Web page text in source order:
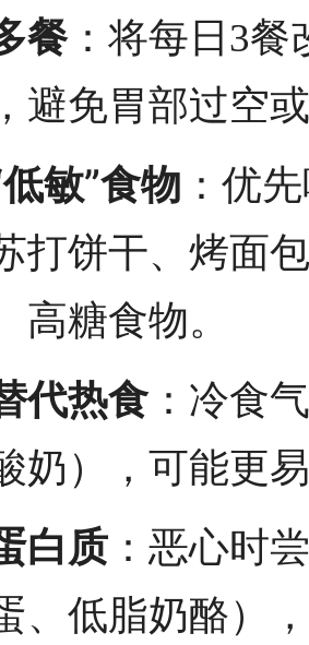
餐：将每日3餐
避免胃部过空
敏”食物 ：优
打饼干、烤面
高糖食物。
代热食：冷食
奶），可能更
白质 ：恶心时
、低脂奶酪）